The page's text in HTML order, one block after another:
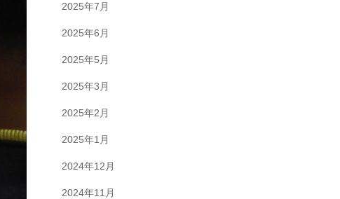
2025年7月
2025年6月
2025年5月
2025年3月
2025年2月
2025年1月
2024年12月
2024年11月